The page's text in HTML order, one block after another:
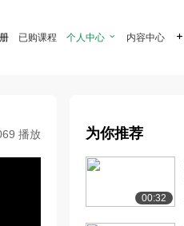
已购课程 个人中心  内容中心 
播放 为你推荐
00:32